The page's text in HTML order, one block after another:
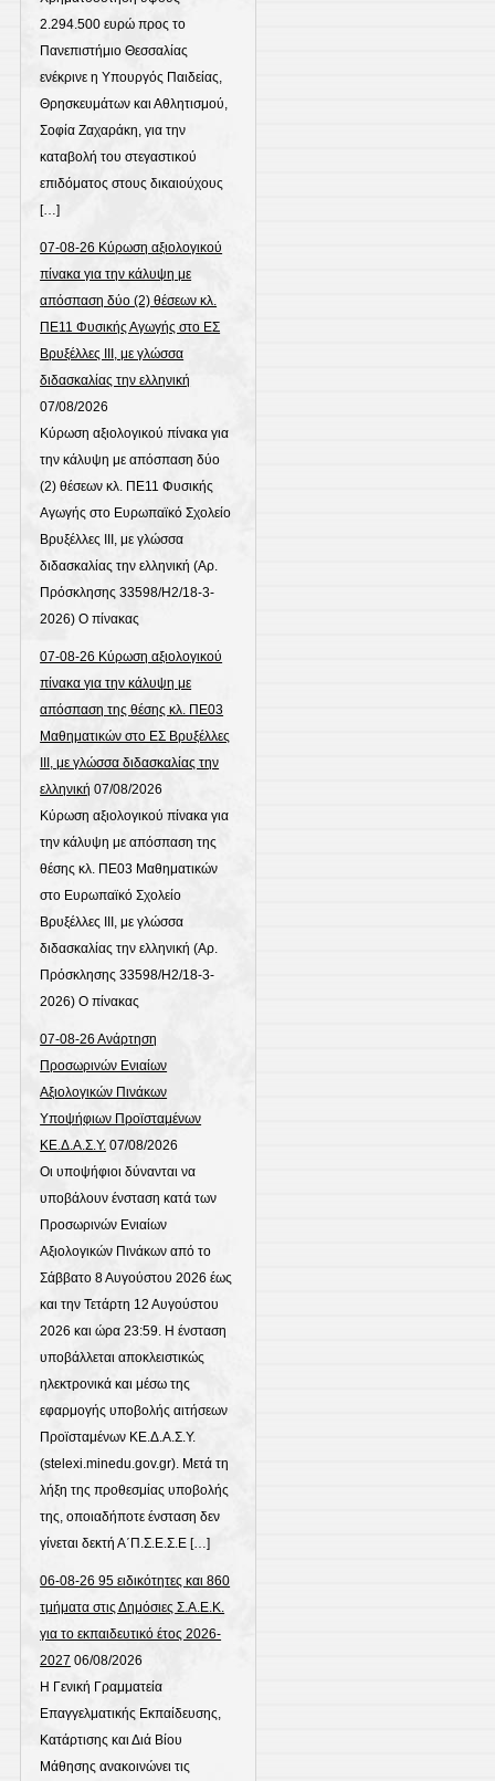
2.294.500 ευρώ προς το
Πανεπιστήμιο Θεσσαλίας
ενέκρινε η Υπουργός Παιδείας,
Θρησκευμάτων και Αθλητισμού,
Σοφία Ζαχαράκη, για την
καταβολή του στεγαστικού
επιδόματος στους δικαιούχους
[…]
07-08-26 Κύρωση αξιολογικού
πίνακα για την κάλυψη με
απόσπαση δύο (2) θέσεων κλ.
ΠΕ11 Φυσικής Αγωγής στο ΕΣ
Βρυξέλλες ΙΙΙ, με γλώσσα
διδασκαλίας την ελληνική
07/08/2026
Κύρωση αξιολογικού πίνακα για
την κάλυψη με απόσπαση δύο
(2) θέσεων κλ. ΠΕ11 Φυσικής
Αγωγής στο Ευρωπαϊκό Σχολείο
Βρυξέλλες ΙΙΙ, με γλώσσα
διδασκαλίας την ελληνική (Αρ.
Πρόσκλησης 33598/Η2/18-3-
2026) Ο πίνακας
07-08-26 Κύρωση αξιολογικού
πίνακα για την κάλυψη με
απόσπαση της θέσης κλ. ΠΕ03
Μαθηματικών στο ΕΣ Βρυξέλλες
ΙΙΙ, με γλώσσα διδασκαλίας την
ελληνική 07/08/2026
Κύρωση αξιολογικού πίνακα για
την κάλυψη με απόσπαση της
θέσης κλ. ΠΕ03 Μαθηματικών
στο Ευρωπαϊκό Σχολείο
Βρυξέλλες ΙΙΙ, με γλώσσα
διδασκαλίας την ελληνική (Αρ.
Πρόσκλησης 33598/Η2/18-3-
2026) Ο πίνακας
07-08-26 Ανάρτηση
Προσωρινών Ενιαίων
Αξιολογικών Πινάκων
Υποψήφιων Προϊσταμένων
ΚΕ.Δ.Α.Σ.Υ. 07/08/2026
Οι υποψήφιοι δύνανται να
υποβάλουν ένσταση κατά των
Προσωρινών Ενιαίων
Αξιολογικών Πινάκων από το
Σάββατο 8 Αυγούστου 2026 έως
και την Τετάρτη 12 Αυγούστου
2026 και ώρα 23:59. Η ένσταση
υποβάλλεται αποκλειστικώς
ηλεκτρονικά και μέσω της
εφαρμογής υποβολής αιτήσεων
Προϊσταμένων ΚΕ.Δ.Α.Σ.Υ.
(stelexi.minedu.gov.gr). Μετά τη
λήξη της προθεσμίας υποβολής
της, οποιαδήποτε ένσταση δεν
γίνεται δεκτή Α΄Π.Σ.Ε.Σ.Ε […]
06-08-26 95 ειδικότητες και 860
τμήματα στις Δημόσιες Σ.Α.Ε.Κ.
για το εκπαιδευτικό έτος 2026-
2027 06/08/2026
Η Γενική Γραμματεία
Επαγγελματικής Εκπαίδευσης,
Κατάρτισης και Διά Βίου
Μάθησης ανακοινώνει τις